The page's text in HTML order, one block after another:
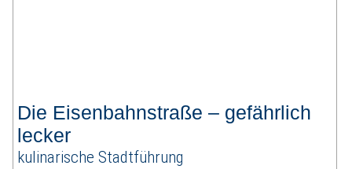
Die Eisenbahnstraße – gefährlich
lecker
kulinarische Stadtführung